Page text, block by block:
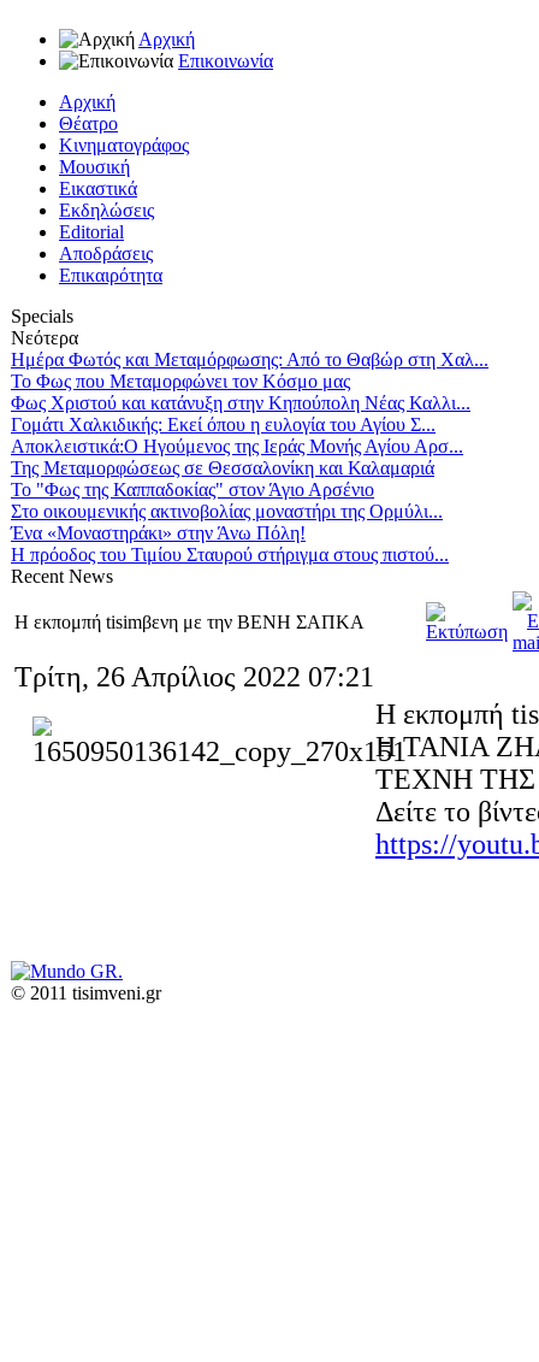
Αρχική
Επικοινωνία
Αρχική
Θέατρο
Κινηματογράφος
Μουσική
Εικαστικά
Εκδηλώσεις
Editorial
Αποδράσεις
Επικαιρότητα
Specials
Νεότερα
Ημέρα Φωτός και Μεταμόρφωσης: Από το Θαβώρ στη Χαλ...
Το Φως που Μεταμορφώνει τον Κόσμο μας
Φως Χριστού και κατάνυξη στην Κηπούπολη Νέας Καλλι...
Γομάτι Χαλκιδικής: Εκεί όπου η ευλογία του Αγίου Σ...
Αποκλειστικά:Ο Ηγούμενος της Ιεράς Μονής Αγίου Αρσ...
Της Μεταμορφώσεως σε Θεσσαλονίκη και Καλαμαριά
Το "Φως της Καππαδοκίας" στον Άγιο Αρσένιο
Στο οικουμενικής ακτινοβολίας μοναστήρι της Ορμύλι...
Ένα «Μοναστηράκι» στην Άνω Πόλη!
Η πρόοδος του Τιμίου Σταυρού στήριγμα στους πιστού...
Recent News
Η εκπομπή tisimβενη με την ΒΕΝΗ ΣΑΠΚΑ
Τρίτη, 26 Απρίλιος 2022 07:21
Η εκπομπή
Η ΤΑΝΙΑ
ΤΕΧΝΗ ΤΗΣ
Δείτε το
https://
© 2011 tisimveni.gr